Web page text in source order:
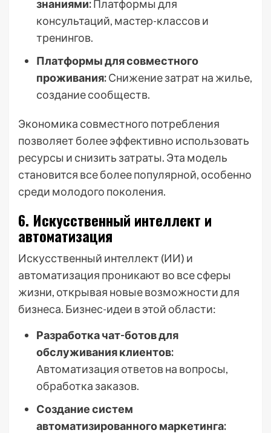
знаниями:Платформы для
консультаций, мастер-классов и
тренингов.
Платформы для совместного
проживания:Снижение затрат на жилье,
создание сообществ.
Экономика совместного потребления
позволяет более эффективно использовать
ресурсы и снизить затраты. Эта модель
становится все более популярной, особенно
среди молодого поколения.
6. Искусственный интеллект и
автоматизация
Искусственный интеллект (ИИ) и
автоматизация проникают во все сферы
жизни, открывая новые возможности для
бизнеса. Бизнес-идеи в этой области:
Разработка чат-ботов для
обслуживания клиентов:
Автоматизация ответов на вопросы,
обработка заказов.
Создание систем
автоматизированного маркетинга: